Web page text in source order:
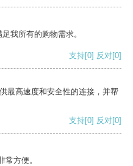
我所有的购物需求。
支持[0] 反对[0]
最高速度和安全性的连接，并帮
支持[0] 反对[0]
方便。